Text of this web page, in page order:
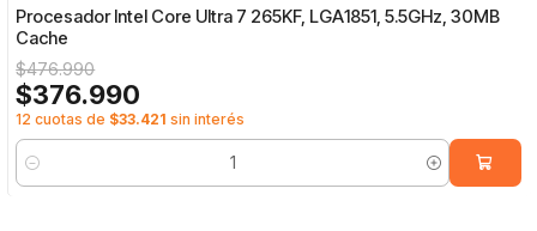
Procesador Intel Core Ultra 7 265KF, LGA1851, 5.5GHz, 30MB
Cache
$476.990
$376.990
12 cuotas de $33.421 sin interés
Cantidad